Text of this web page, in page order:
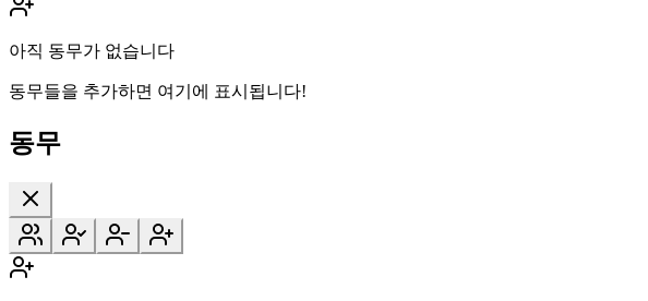
아직 동무가 없습니다
동무들을 추가하면 여기에 표시됩니다!
동무